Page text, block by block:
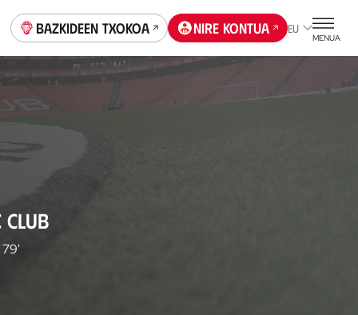
Bazkideen Txokoa Nire kontua EU
MENUA
CLUB
79'